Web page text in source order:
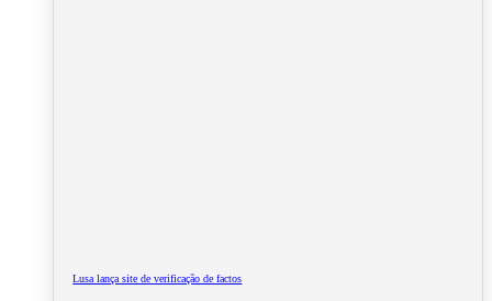
Lusa lança site de verificação de factos